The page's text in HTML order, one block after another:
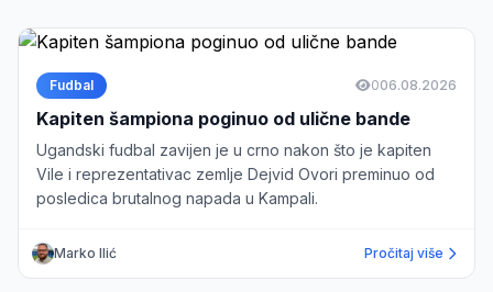
Fudbal 006.08.2026
Kapiten šampiona poginuo od ulične bande
Ugandski fudbal zavijen je u crno nakon što je kapiten
Vile i reprezentativac zemlje Dejvid Ovori preminuo od
posledica brutalnog napada u Kampali.
Marko Ilić Pročitaj više